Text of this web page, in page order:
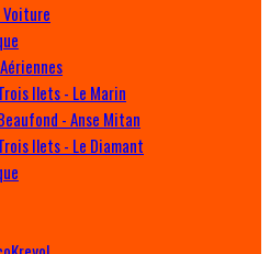
Ilets - Le Marin
- Anse Mitan
Ilets - Le Diamant